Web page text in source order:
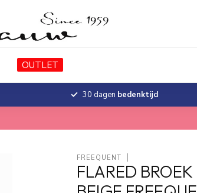
OUTLET
30 dagen bedenktijd
FREEQUENT
FLARED